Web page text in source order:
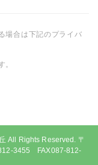
場合は下記のプライバ
。
All Rights Reserved. 〒
3455 FAX087-812-